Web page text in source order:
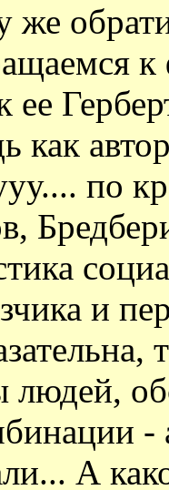
же
к
ее
как
по
и
людей,
-
А